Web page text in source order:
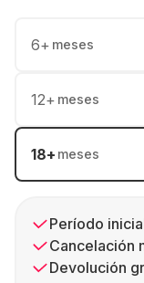
6+ meses
12+ meses
18+ meses
Período
Cancelación
Devolución